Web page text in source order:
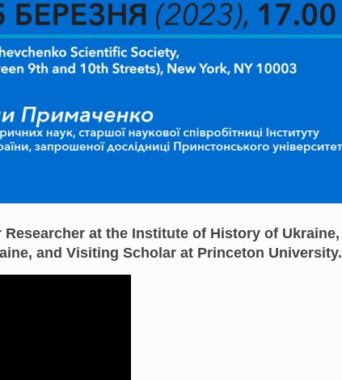
Researcher at the Institute of History of Ukraine,
and Visiting Scholar at Princeton University.